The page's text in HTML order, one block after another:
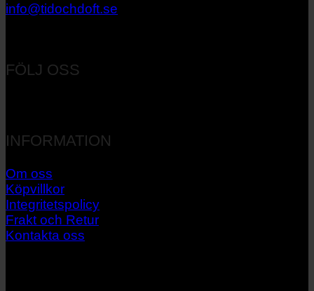
info@tidochdoft.se
FÖLJ OSS
INFORMATION
Om oss
Köpvillkor
Integritetspolicy
Frakt och Retur
Kontakta oss